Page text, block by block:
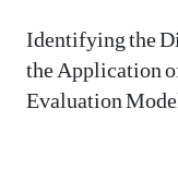
Identifying the
the Application
Evaluation